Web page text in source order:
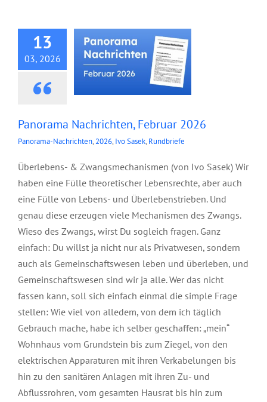
13
03, 2026
Panorama Nachrichten, Februar 2026
Panorama-Nachrichten, 2026, Ivo Sasek, Rundbriefe
Überlebens- & Zwangsmechanismen (von Ivo Sasek) Wir
haben eine Fülle theoretischer Lebensrechte, aber auch
eine Fülle von Lebens- und Überlebenstrieben. Und
genau diese erzeugen viele Mechanismen des Zwangs.
Wieso des Zwangs, wirst Du sogleich fragen. Ganz
einfach: Du willst ja nicht nur als Privatwesen, sondern
auch als Gemeinschaftswesen leben und überleben, und
Gemeinschaftswesen sind wir ja alle. Wer das nicht
fassen kann, soll sich einfach einmal die simple Frage
stellen: Wie viel von alledem, von dem ich täglich
Gebrauch mache, habe ich selber geschaffen: „mein“
Wohnhaus vom Grundstein bis zum Ziegel, von den
elektrischen Apparaturen mit ihren Verkabelungen bis
hin zu den sanitären Anlagen mit ihren Zu- und
Abflussrohren, vom gesamten Hausrat bis hin zum